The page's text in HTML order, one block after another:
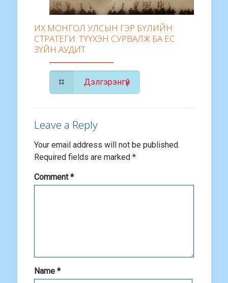
ИХ МОНГОЛ УЛСЫН ГЭР БҮЛИЙН
СТРАТЕГИ: ТҮҮХЭН СУРВАЛЖ БА ЁС
ЗҮЙН АУДИТ
Дэлгэрэнгүй
Leave a Reply
Your email address will not be published.
Required fields are marked *
Comment*
Name *